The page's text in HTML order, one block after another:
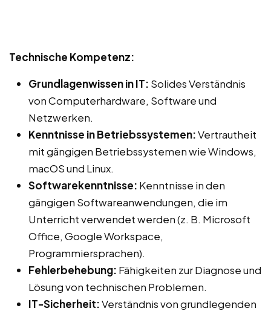
Technische Kompetenz:
Grundlagenwissen in IT: Solides Verständnis
von Computerhardware, Software und
Netzwerken.
Kenntnisse in Betriebssystemen:Vertrautheit
mit gängigen Betriebssystemen wie Windows,
macOS und Linux.
Softwarekenntnisse: Kenntnisse in den
gängigen Softwareanwendungen, die im
Unterricht verwendet werden (z. B. Microsoft
Office, Google Workspace,
Programmiersprachen).
Fehlerbehebung: Fähigkeiten zur Diagnose und
Lösung von technischen Problemen.
IT-Sicherheit:Verständnis von grundlegenden